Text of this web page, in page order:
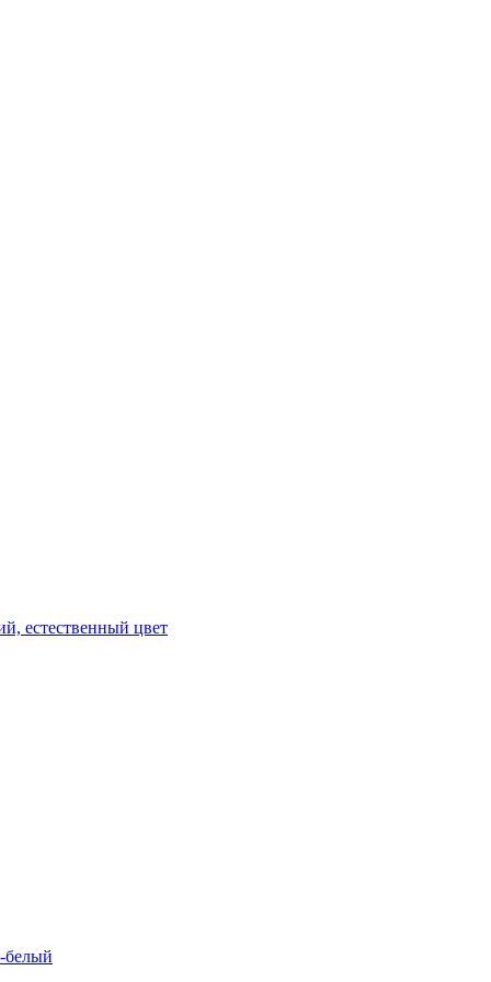
естественный цвет
белый